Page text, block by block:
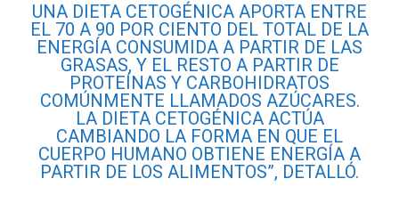
UNA DIETA CETOGÉNICA APORTA ENTRE
EL 70 A 90 POR CIENTO DEL TOTAL DE LA
ENERGÍA CONSUMIDA A PARTIR DE LAS
GRASAS, Y EL RESTO A PARTIR DE
PROTEÍNAS Y CARBOHIDRATOS
COMÚNMENTE LLAMADOS AZÚCARES.
LA DIETA CETOGÉNICA ACTÚA
CAMBIANDO LA FORMA EN QUE EL
CUERPO HUMANO OBTIENE ENERGÍA A
PARTIR DE LOS ALIMENTOS”, DETALLÓ.